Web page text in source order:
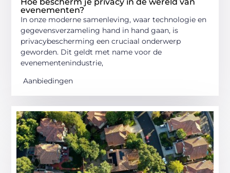
evenementen?
In onze moderne samenleving, waar technologie en
gegevensverzameling hand in hand gaan, is
privacybescherming een cruciaal onderwerp
geworden. Dit geldt met name voor de
evenementenindustrie,
Aanbiedingen